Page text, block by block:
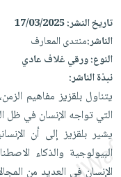
Android
تحميل
iKitab
على
Apple
Apple
الشخصية
العناية
وتصفيف
الشعر
العناية
بالجسم
العناية
بالأسنان
جديد
الكل
أواني
الطهي
أدوات
الخبز
أدوات
متجر
الهدايا
أقسام
الأكثر
مبيعاً
شحن
مجاني
تاريخ النشر:17/03/2025
الناشر:منتدى المعارف
النوع:ورقي غلاف عادي
نبذة الناشر:
يتناول بلقزيز مفاهيم
التي تواجه الإنسان في ظل
يشير بلقزيز إلى أن
البيولوجية والذكاء
الإنسان في العديد من